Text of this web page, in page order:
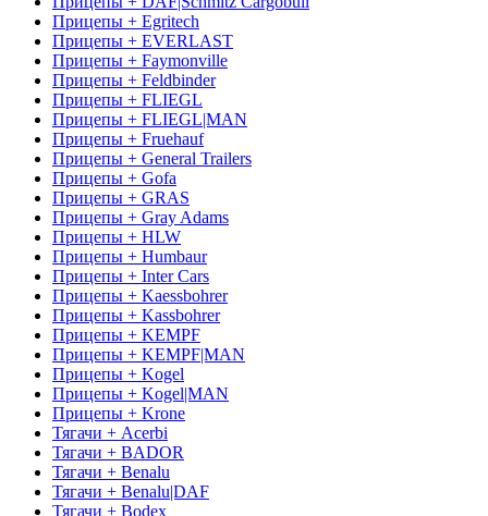
Прицепы + Egritech
Прицепы + EVERLAST
Прицепы + Faymonville
Прицепы + Feldbinder
Прицепы + FLIEGL
Прицепы + FLIEGL|MAN
Прицепы + Fruehauf
Прицепы + General Trailers
Прицепы + Gofa
Прицепы + GRAS
Прицепы + Gray Adams
Прицепы + HLW
Прицепы + Humbaur
Прицепы + Inter Cars
Прицепы + Kaessbohrer
Прицепы + Kassbohrer
Прицепы + KEMPF
Прицепы + KEMPF|MAN
Прицепы + Kogel
Прицепы + Kogel|MAN
Прицепы + Krone
Тягачи + Acerbi
Тягачи + BADOR
Тягачи + Benalu
Тягачи + Benalu|DAF
Тягачи + Bodex